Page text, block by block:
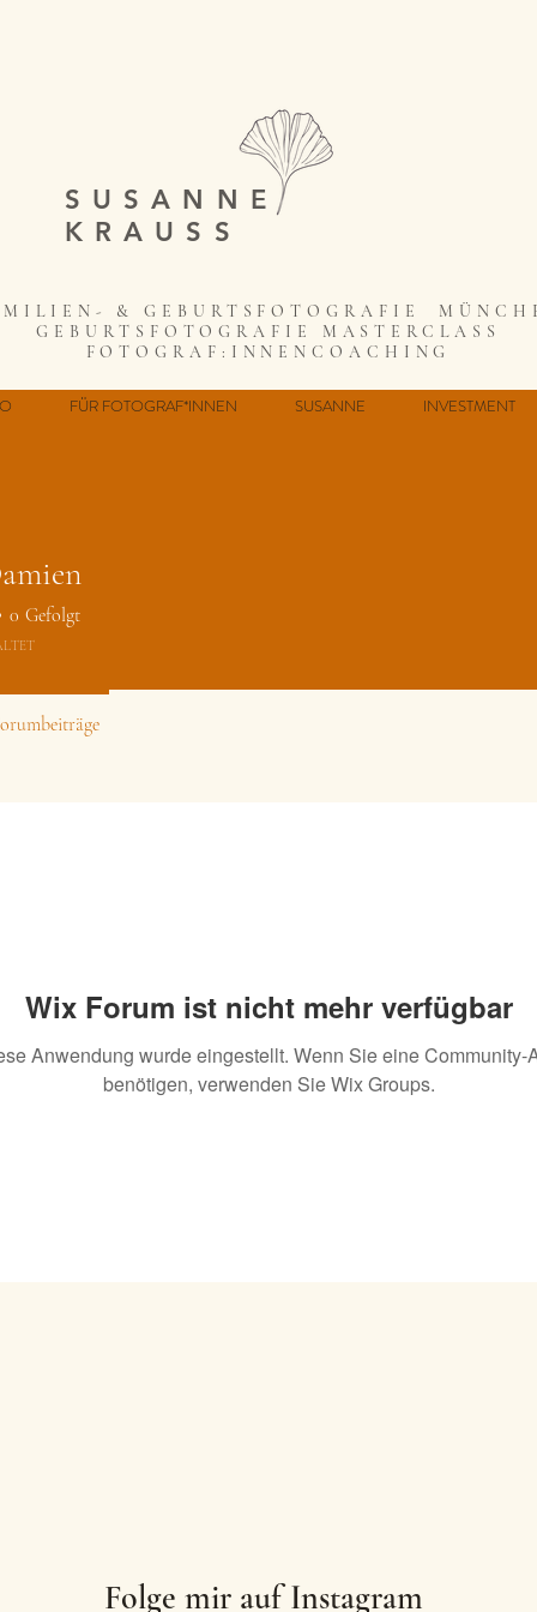
SUSANNE
KRAUSS
& GEBURTSFOTOGRAFIE
GEBURTSFOTOGRAFIE MASTERCLASS
FOTOGRAF:INNENCOACHING
FÜR FOTOGRAF*INNEN SUSANNE INVESTMENT
Wix Forum ist nicht mehr verfügbar
Anwendung wurde eingestellt. Wenn Sie eine Community-
benötigen, verwenden Sie Wix Groups.
0 Gefolgt
Folge mir auf Instagram